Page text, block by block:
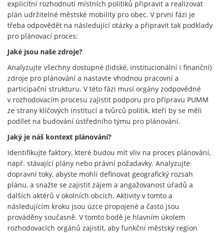
explicitní rozhodnutí místních politiků připravit a realizovat
plán udržitelné městské mobility pro obec. V první fázi je
třeba odpovědět na následující otázky a připravit tak podklady
pro plánovací proces:
Jaké jsou naše zdroje?
Analyzujte všechny dostupné (lidské, institucionální i finanční)
zdroje pro plánování a nastavte vhodnou pracovní a
participační strukturu. V této fázi musí orgány zodpovědné
v rozhodovacím procesu zajistit podporu pro přípravu PUMM
ze strany klíčových institucí a tvůrců politik, kteří by se měli
podílet na budování ústředního týmu pro plánování.
Jaký je náš kontext plánování?
Identifikujte faktory, které budou mít vliv na proces plánování,
např. stávající plány nebo právní požadavky. Analyzujte
dopravní toky, abyste mohli definovat geografický rozsah
plánu, a snažte se zajistit zájem a angažovanost úřadů a
dalších aktérů v okolních obcích. Aktivity v tomto a
následujícím kroku jsou úzce propojené a často jsou
prováděny současně. V tomto bodě je hlavním úkolem
rozhodovacích orgánů zajistit, aby funkční městský region